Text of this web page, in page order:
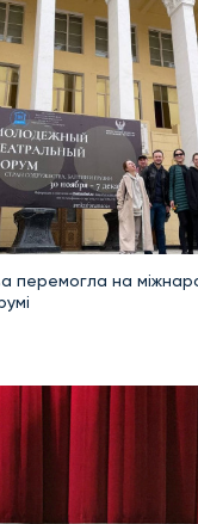
перемогла на